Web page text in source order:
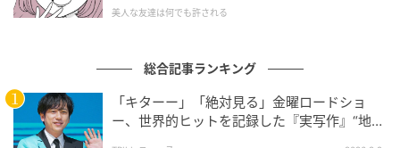
美人な友達は何でも許される
総合記事ランキング
「キターー」「絶対見る」金曜ロードショ
ー、世界的ヒットを記録した『実写作』“地上